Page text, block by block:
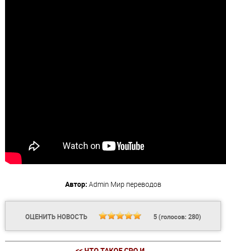
Автор: Admin Мир переводов
ОЦЕНИТЬ НОВОСТЬ 5(голосов: 280)